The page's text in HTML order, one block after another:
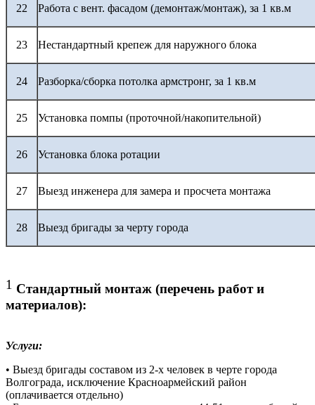
22 Работа с вент. фасадом (демонтаж/монтаж), за 1 кв.м
23 Нестандартный крепеж для наружного блока
24 Разборка/сборка потолка армстронг, за 1 кв.м
25 Установка помпы (проточной/накопительной)
26 Установка блока ротации
27 Выезд инженера для замера и просчета монтажа
28 Выезд бригады за черту города
1 Стандартный монтаж (перечень работ и
материалов):
Услуги:
• Выезд бригады составом из 2-х человек в черте города
Волгограда, исключение Красноармейский район
(оплачивается отдельно)